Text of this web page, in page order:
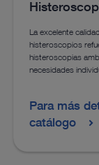
La excelente
histeroscopios
histeroscopias
necesidades
Para más
catálogo